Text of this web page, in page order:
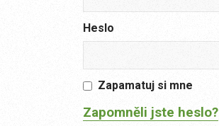
Heslo
Zapamatuj si mne
Zapomněli jste heslo?